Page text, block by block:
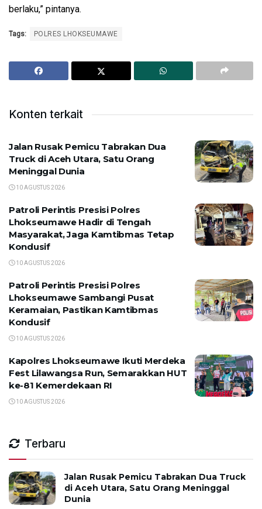
berlaku,” pintanya.
Tags: POLRES LHOKSEUMAWE
Konten terkait
Jalan Rusak Pemicu Tabrakan Dua
Truck di Aceh Utara, Satu Orang
Meninggal Dunia
10 AGUSTUS 2026
Patroli Perintis Presisi Polres
Lhokseumawe Hadir di Tengah
Masyarakat, Jaga Kamtibmas Tetap
Kondusif
10 AGUSTUS 2026
Patroli Perintis Presisi Polres
Lhokseumawe Sambangi Pusat
Keramaian, Pastikan Kamtibmas
Kondusif
10 AGUSTUS 2026
Kapolres Lhokseumawe Ikuti Merdeka
Fest Lilawangsa Run, Semarakkan HUT
ke-81 Kemerdekaan RI
10 AGUSTUS 2026
Terbaru
Jalan Rusak Pemicu Tabrakan Dua Truck
di Aceh Utara, Satu Orang Meninggal
Dunia